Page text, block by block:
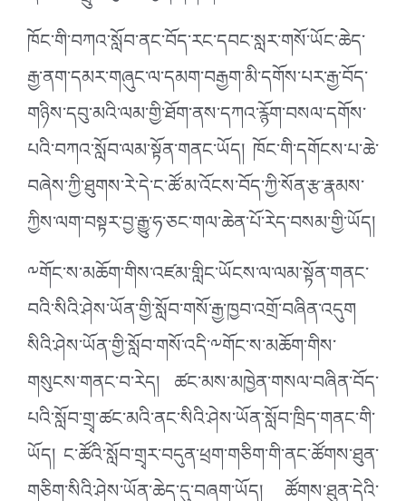
ཁོང་གི་བཀའ་སློབ་ནང་བོད་རང་དབང་སླར་གསོ་ཡོང་ཆེད་
རྒྱ་ནག་དམར་གཞུང་ལ་དམག་བརྒྱག་མི་དགོས་པར་རྒྱ་བོད་
གཉིས་དབུ་མའི་ལམ་གྱི་ཐོག་ནས་དཀའ་རྙོག་བསལ་དགོས་
པའི་བཀའ་སློབ་ལམ་སྟོན་གནང་ཡོད། ཁོང་གི་དགོངས་པ་ཆེ་
བཞེས་ཀྱི་ཐུགས་རེ་དེ་ང་ཚོ་མ་འོངས་བོད་ཀྱི་སོན་རྩ་རྣམས་
ཀྱིས་ལག་བསྟར་བྱ་རྒྱུ་ཧ་ཅང་གལ་ཆེན་པོ་རེད་བསམ་གྱི་ཡོད།
༸གོང་ས་མཆོག་གིས་འཛམ་གླིང་ཡོངས་ལ་ལམ་སྟོན་གནང་
བའི་སིའི་ཤེས་ཡོན་གྱི་སློབ་གསོ་རྒྱ་ཁྱབ་འགྲོ་བཞིན་འདུག
སིའི་ཤེས་ཡོན་གྱི་སློབ་གསོ་འདི་༸གོང་ས་མཆོག་གིས་
གསུངས་གནང་བ་རེད། ཚང་མས་མཁྱེན་གསལ་བཞིན་བོད་
པའི་སློབ་གྲྭ་ཚང་མའི་ནང་སིའི་ཤེས་ཡོན་སློབ་ཁྲིད་གནང་གི་
ཡོད། ང་ཚོའི་སློབ་གྲྭར་བདུན་ཕྲག་གཅིག་གི་ནང་ཚོགས་ཐུན་